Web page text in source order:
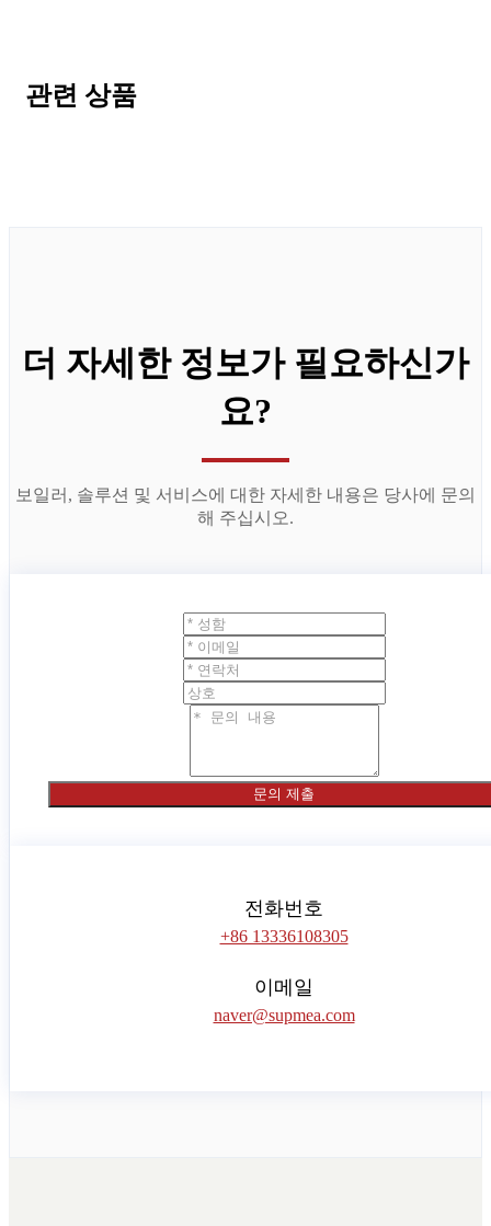
관련 상품
더 자세한 정보가 필요하신가
요?
보일러, 솔루션 및 서비스에 대한 자세한 내용은 당사에 문의
해 주십시오.
문의 제출
전화번호
+86 13336108305
이메일
naver@supmea.com